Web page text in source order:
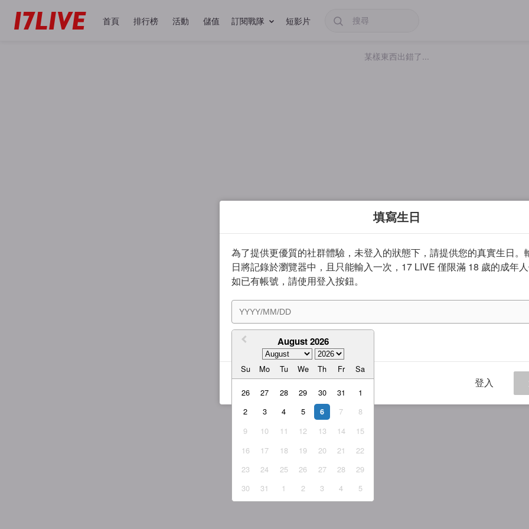
首頁 排行榜 活動 儲值 訂閱戰隊 短影片
某樣東西出錯了...
填寫生日
為了提供更優質的社群體驗，未登入的狀態下，請提供您的真實生日。
日將記錄於瀏覽器中，且只能輸入一次，17 LIVE 僅限滿 18 歲的成年人
如已有帳號，請使用登入按鈕。
August 2026
Su Mo Tu We Th Fr Sa
26 27 28 29 30 31
1
2
3 4 5 6 7
8
9
10 11 12 13 14
15
16
17 18 19 20 21
22
23
24 25 26 27 28
29
30
31 1 2 3 4 5
我同意 服務條款與隱私權政策
登入